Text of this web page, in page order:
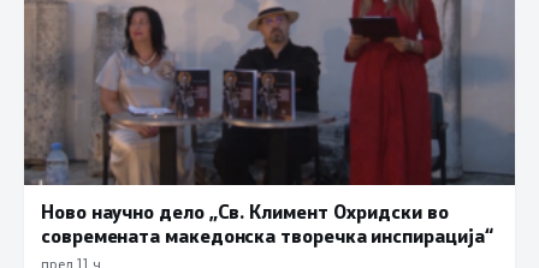
Ново научно дело „Св. Климент Охридски во
современата македонска творечка инспирација“
пред 11 ч.